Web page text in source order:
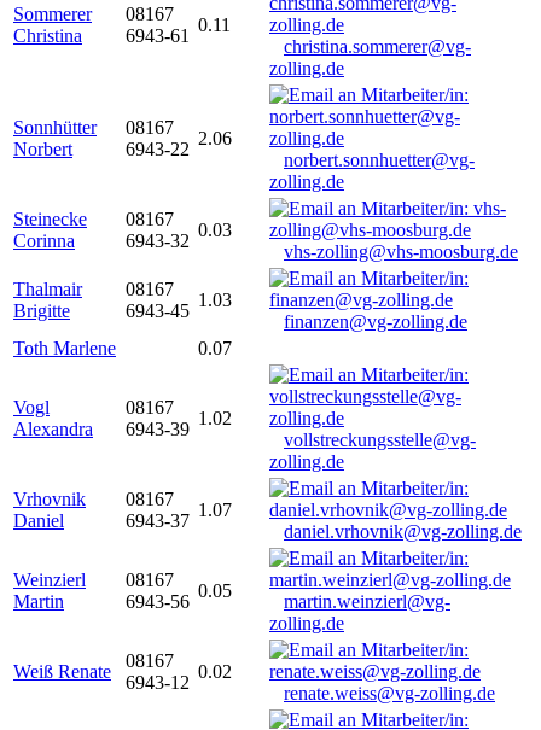
Sommerer
Christina
08167
6943-61
0.11
christina.sommerer@vg-
zolling.de
Sonnhütter
Norbert
08167
6943-22
2.06
norbert.sonnhuetter@vg-
zolling.de
Steinecke
Corinna
08167
6943-32
0.03
vhs-zolling@vhs-moosburg.de
Thalmair
Brigitte
08167
6943-45
1.03
finanzen@vg-zolling.de
Toth Marlene
0.07
Vogl
Alexandra
08167
6943-39
1.02
vollstreckungsstelle@vg-
zolling.de
Vrhovnik
Daniel
08167
6943-37
1.07
daniel.vrhovnik@vg-zolling.de
Weinzierl
Martin
08167
6943-56
0.05
martin.weinzierl@vg-
zolling.de
Weiß Renate
08167
6943-12
0.02
renate.weiss@vg-zolling.de